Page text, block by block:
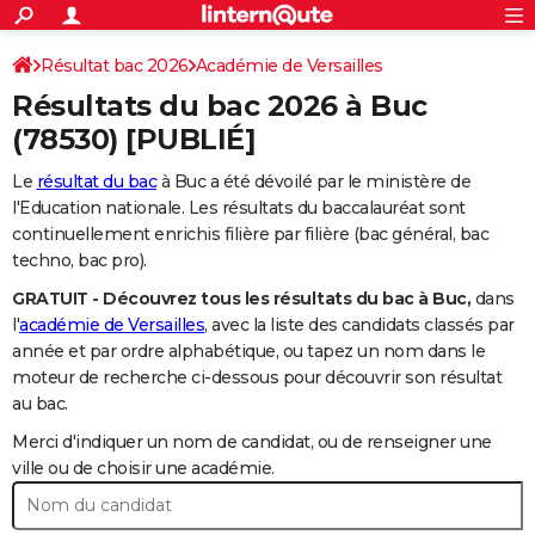
ACTUALITÉS
Politique
Société
Faits Divers
Education
Monde
Villes
+
SPORT
Coupe du monde 2026
Football
Tennis
Cyclisme
Rugby
Forum
FINANCE
Retraite
Impôts
Epargne
Immobilier
Risques naturels par ville
Banque
Assurance
Crédit
Essais
Réserver un essai
Citadines
Berlines
SUV
Forum auto
+
HIGH-TECH
Mobiles
Meilleur smartphone
Internet
Ordinateurs
Jeux vidéo
Guide high-tech
+BRICOLAGE
Forum
Aménagement intérieur
Extérieur
Cuisine
Salle de bains
Jardinage
Rangement
+ WEEK-END
Guides de France
Escapades
Patrimoine
Expositions
Musées
Week-end nature
+
Art de vivre
Bien-être
Loisirs
Mode
Modes de vie
+ SANTE
Alimentation
Guide de la santé
Maladies
Médicaments
Sommeil
VOYAGE
S'inscrire
Connexion
Résultat bac 2026 Académie de Versailles
Résultats du bac 2026 à Buc
(78530) [PUBLIÉ]
Le résultat du bacà Buc a été dévoilé par le ministère de
l'Education nationale. Les résultats du baccalauréat sont
continuellement enrichis filière par filière (bac général, bac
techno, bac pro).
GRATUIT - Découvrez tous les résultats du bac à Buc, dans
l'académie de Versailles, avec la liste des candidats classés par
année et par ordre alphabétique, ou tapez un nom dans le
moteur de recherche ci-dessous pour découvrir son résultat
au bac.
Merci d'indiquer un nom de candidat, ou de renseigner une
ville ou de choisir une académie.